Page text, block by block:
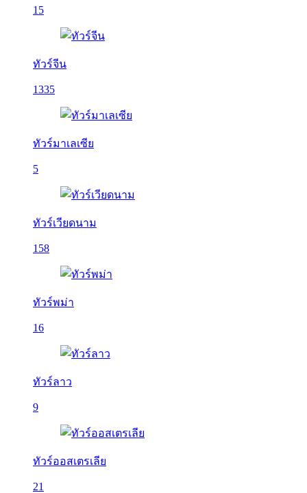
15
ทัวร์จีน
1335
ทัวร์มาเลเซีย
5
ทัวร์เวียดนาม
158
ทัวร์พม่า
16
ทัวร์ลาว
9
ทัวร์ออสเตรเลีย
21